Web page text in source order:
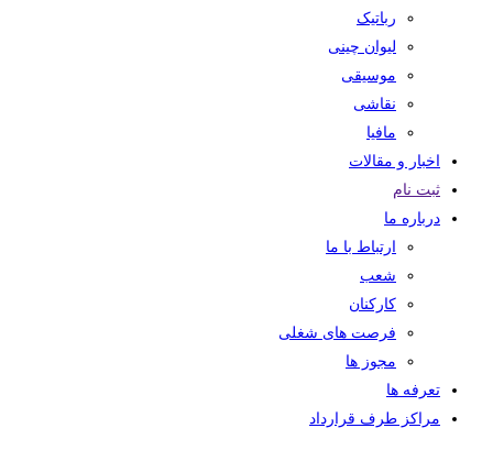
رباتیک
لیوان چینی
موسیقی
نقاشی
مافیا
اخبار و مقالات
ثبت نام
درباره ما
ارتباط با ما
شعب
کارکنان
فرصت های شغلی
مجوز ها
تعرفه ها
مراکز طرف قرارداد